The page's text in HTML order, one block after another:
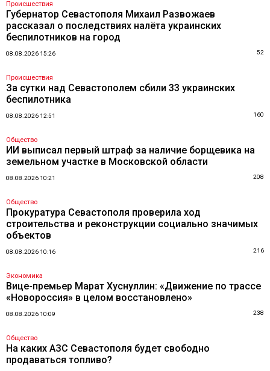
Происшествия
Губернатор Севастополя Михаил Развожаев
рассказал о последствиях налёта украинских
беспилотников на город
08.08.2026 15:26 52
Происшествия
За сутки над Севастополем сбили 33 украинских
беспилотника
08.08.2026 12:51 160
Общество
ИИ выписал первый штраф за наличие борщевика на
земельном участке в Московской области
08.08.2026 10:21 208
Общество
Прокуратура Севастополя проверила ход
строительства и реконструкции социально значимых
объектов
08.08.2026 10:16 216
Экономика
Вице-премьер Марат Хуснуллин: «Движение по трассе
«Новороссия» в целом восстановлено»
08.08.2026 10:09 238
Общество
На каких АЗС Севастополя будет свободно
продаваться топливо?